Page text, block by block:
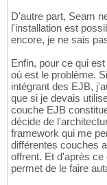
D'autre part, Seam
l'installation est
encore, je ne sais
Enfin, pour ce qui
où est le problème.
intégrant des EJB,
que si je devais
couche EJB
décide de
framework qui me
différentes couches
offrent. Et d'après
permet de le faire